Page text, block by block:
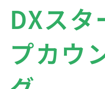
DXスタ
プカウ